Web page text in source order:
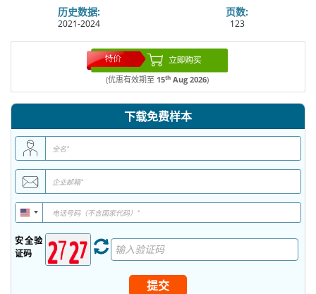
历史数据:
2021-2024
页数:
123
(优惠有效期至 15thAug 2026)
下载免费样本
安全验
证码
提交